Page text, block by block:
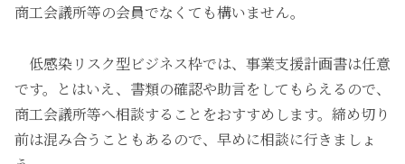
商工会議所等の会員でなくても構いません。
低感染リスク型ビジネス枠では、事業支援計画書は任意
です。とはいえ、書類の確認や助言をしてもらえるので、
商工会議所等へ相談することをおすすめします。締め切り
前は混み合うこともあるので、早めに相談に行きましょ